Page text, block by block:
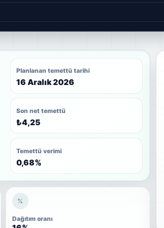
Planlanan temettü tarihi
16 Aralık 2026
Son net temettü
₺4,25
Temettü verimi
0,68%
Dağıtım oranı